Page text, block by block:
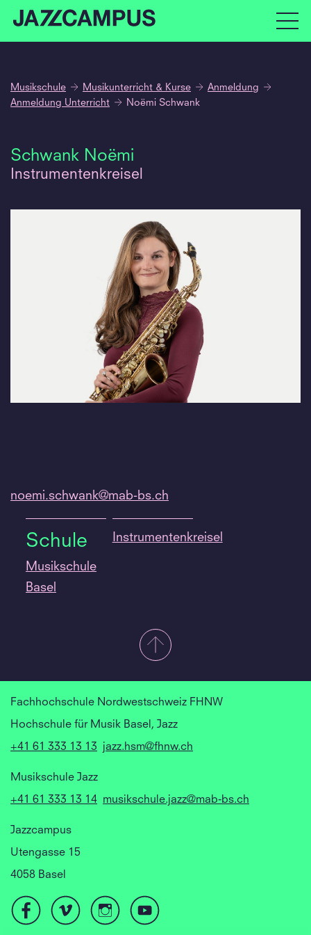
Musikschule Musikunterricht & Kurse
Anmeldung
Anmeldung Unterricht
Noëmi Schwank
Schwank Noëmi
Instrumentenkreisel
noemi.schwank@mab-bs.ch
Schule
Musikschule
Basel
Instrumentenkreisel
Fachhochschule Nordwestschweiz FHNW
Hochschule für Musik Basel, Jazz
+41 61 333 13 13
jazz.hsm@fhnw.ch
Musikschule Jazz
+41 61 333 13 14 musikschule.jazz@mab-bs.ch
Jazzcampus
Utengasse 15
4058 Basel